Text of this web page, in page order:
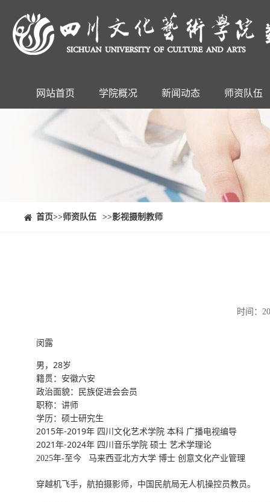
⠀⠀首页>>师资队伍 >>影视摄制教师
时间：
闵露
男， 28岁
籍贯：安徽六安
政治面貌：民族促进会会员
职称：讲师
学历：硕士研究生
2015年-2019年 四川文化艺术学院 本科 广播电视编导
2021 年-2024年 四川音乐学院 硕士 艺术学理论
2025年-至今 马来西亚北方大学 博士 创意文化产业管理
穿越机飞手，航拍摄影师，中国民航局无人机操控员教员。
网站首页 学院概况 新闻动态 师资队伍